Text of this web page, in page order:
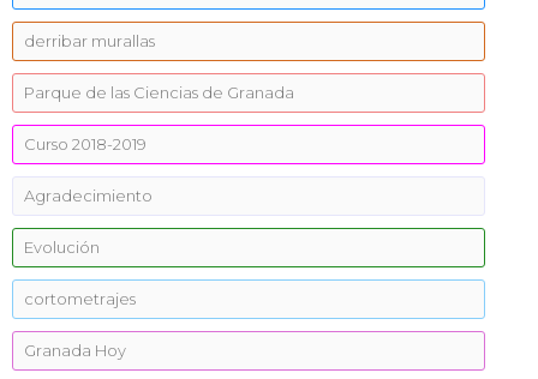
derribar murallas
Parque de las Ciencias de Granada
Curso 2018-2019
Agradecimiento
Evolución
cortometrajes
Granada Hoy